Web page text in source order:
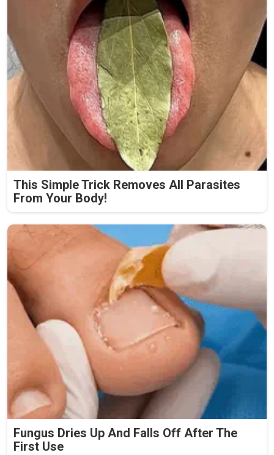
This Simple Trick Removes All Parasites
From Your Body!
Fungus Dries Up And Falls Off After The
First Use